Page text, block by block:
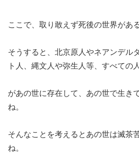
ここで、取り敢えず死後の世界があ
そうすると、北京原人やネアンデル
ト人、縄文人や弥生人等、すべての
があの世に存在して、あの世で生き
ね。
そんなことを考えるとあの世は滅茶
ね。